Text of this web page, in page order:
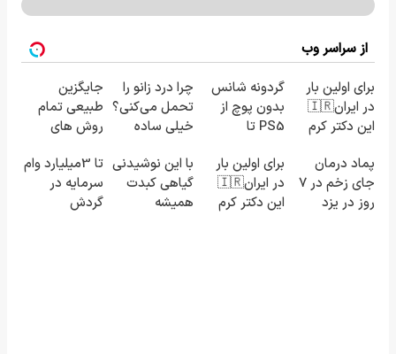
از سراسر وب
برای اولین بار
در ایران🇮🇷
این دکتر کرم
23 روزه
ساخت!
گردونه شانس
بدون پوچ از
PS5 تا
کوین 🔥
چرا درد زانو را
تحمل می‌کنی؟
خیلی ساده
درمانش کن
جایگزین
طبیعی تمام
روش های
مو
پماد درمان
جای زخم در ۷
روز در یزد
برای اولین بار
در ایران🇮🇷
این دکتر کرم
با این نوشیدنی
گیاهی کبدت
همیشه
تا 3میلیارد وام
سرمایه در
گردش